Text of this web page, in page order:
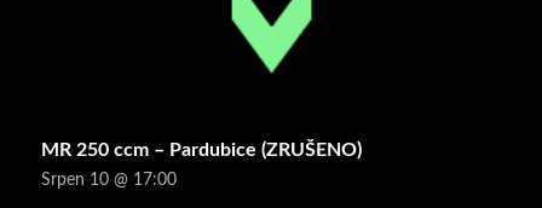
MR 250 ccm – Pardubice (ZRUŠENO)
Srpen 10 @ 17:00